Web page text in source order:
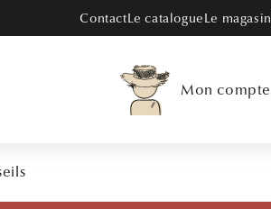
ContactLe catalogueLe magasin
Mon compte